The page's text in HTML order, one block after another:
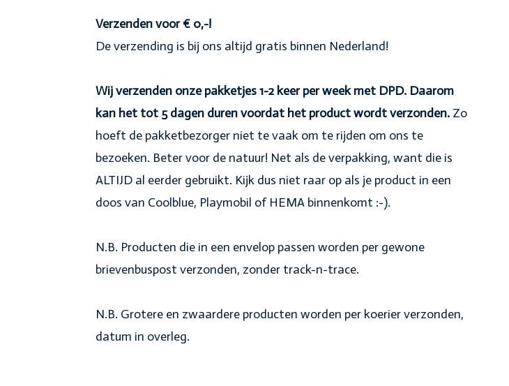
Verzenden voor € 0,-!
De verzending is bij ons altijd gratis binnen Nederland!
Wij verzenden onze pakketjes 1-2 keer per week met DPD. Daarom
kan het tot 5 dagen duren voordat het product wordt verzonden. Zo
hoeft de pakketbezorger niet te vaak om te rijden om ons te
bezoeken. Beter voor de natuur! Net als de verpakking, want die is
ALTIJD al eerder gebruikt. Kijk dus niet raar op als je product in een
doos van Coolblue, Playmobil of HEMA binnenkomt :-).
N.B. Producten die in een envelop passen worden per gewone
brievenbuspost verzonden, zonder track-n-trace.
N.B. Grotere en zwaardere producten worden per koerier verzonden,
datum in overleg.